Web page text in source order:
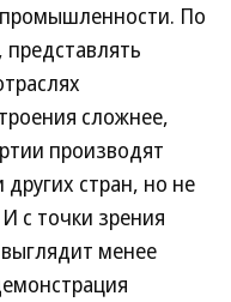
По
сложнее,
производят
стран, но не
с точки зрения
менее